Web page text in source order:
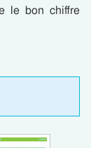
le bon chiffre